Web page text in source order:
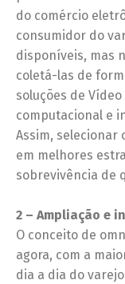
do comércio
consumidor do
disponíveis, mas
coletá-las de
soluções de
computacional e
Assim, selecionar
em melhores
sobrevivência de
2 – Ampliação e
O conceito de
agora, com a
dia a dia do